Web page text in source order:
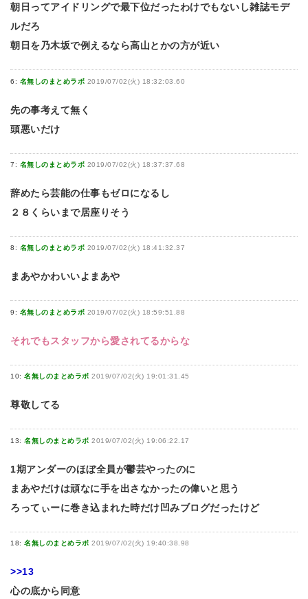
朝日ってアイドリングで最下位だったわけでもないし雑誌モデ
ルだろ
朝日を乃木坂で例えるなら高山とかの方が近い
6: 名無しのまとめラボ 2019/07/02(火) 18:32:03.60
先の事考えて無く
頭悪いだけ
7: 名無しのまとめラボ 2019/07/02(火) 18:37:37.68
辞めたら芸能の仕事もゼロになるし
２８くらいまで居座りそう
8: 名無しのまとめラボ 2019/07/02(火) 18:41:32.37
まあやかわいいよまあや
9: 名無しのまとめラボ 2019/07/02(火) 18:59:51.88
それでもスタッフから愛されてるからな
10: 名無しのまとめラボ 2019/07/02(火) 19:01:31.45
尊敬してる
13: 名無しのまとめラボ 2019/07/02(火) 19:06:22.17
1期アンダーのほぼ全員が鬱芸やったのに
まあやだけは頑なに手を出さなかったの偉いと思う
ろってぃーに巻き込まれた時だけ凹みブログだったけど
18: 名無しのまとめラボ 2019/07/02(火) 19:40:38.98
>>13
心の底から同意